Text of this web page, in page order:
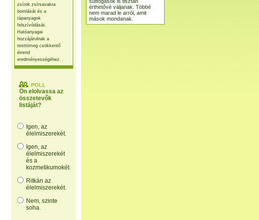
zsírok zsírsavakra
bomlását és a
tápanyagok
felszívódását.
Hatóanyagai
hozzájárulnak a
testtömeg csökkentő
étrend
eredményességéhez.
POLL
Ön elolvassa az
összetevők
listáját?
Igen, az
élelmiszerekét.
Igen, az
élelmiszerekét
és a
kozmetikumokét.
Ritkán az
élelmiszerekét.
Nem, szinte
soha.
érthetővé váljanak. Többé
nem marad le arról, amit
mások mondanak.